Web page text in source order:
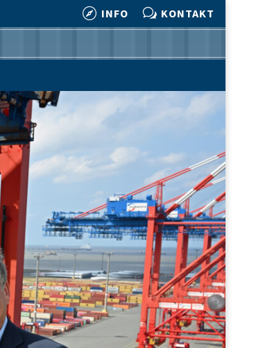
 INFO w KONTAKT